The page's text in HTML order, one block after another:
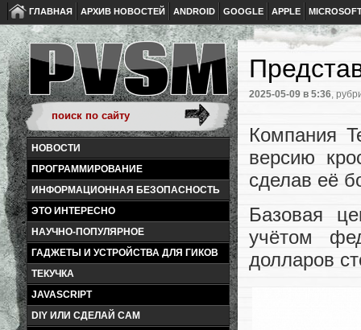
ГЛАВНАЯ АРХИВ НОВОСТЕЙ ANDROID GOOGLE APPLE
НОВОСТИ
ПРОГРАММИРОВАНИЕ
ИНФОРМАЦИОННАЯ БЕЗОПАСНОСТЬ
ЭТО ИНТЕРЕСНО
НАУЧНО-ПОПУЛЯРНОЕ
ГАДЖЕТЫ И УСТРОЙСТВА ДЛЯ ГИКОВ
ТЕКУЧКА
JAVASCRIPT
DIY ИЛИ СДЕЛАЙ САМ
2025-05-09 в 5:36,
Компания
версию
сделав её
Базовая
учётом
долларов